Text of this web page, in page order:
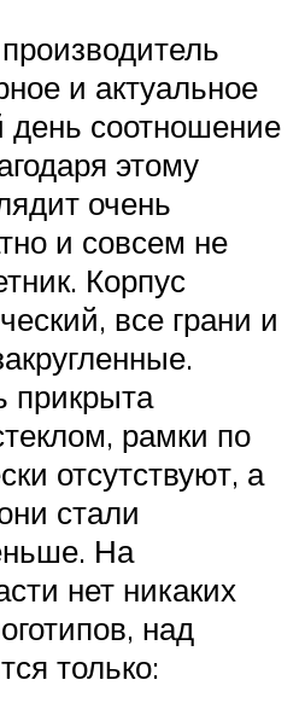
и актуальное
день соотношение
этому
очень
и совсем не
Корпус
все грани и
прикрыта
рамки по
отсутствуют, а
стали
На
нет никаких
над
только: